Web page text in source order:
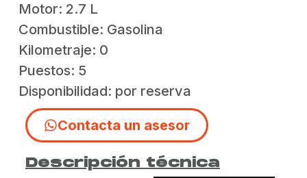
Motor: 2.7 L
Combustible: Gasolina
Kilometraje: 0
Puestos: 5
Disponibilidad: por reserva
Contacta un asesor
Descripción técnica